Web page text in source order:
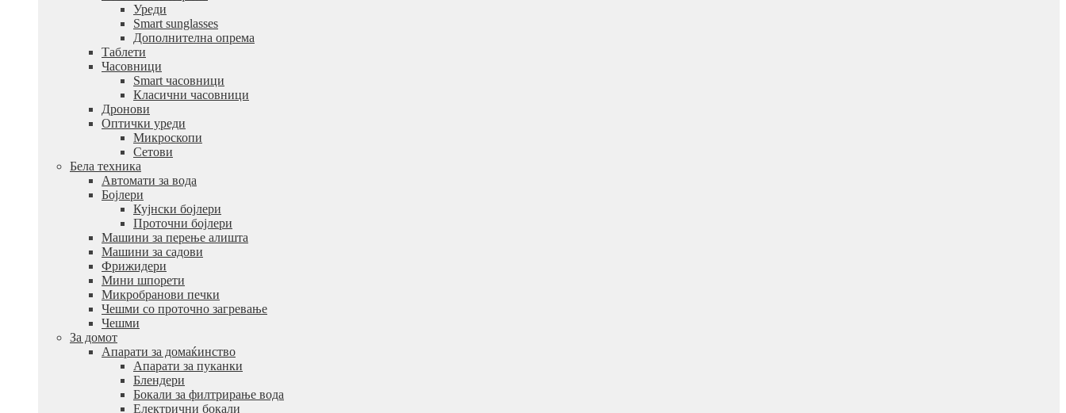
Уреди
Smart sunglasses
Дополнителна опрема
Таблети
Часовници
Smart часовници
Класични часовници
Дронови
Оптички уреди
Микроскопи
Сетови
Бела техника
Автомати за вода
Бојлери
Кујнски бојлери
Проточни бојлери
Машини за перење алишта
Машини за садови
Фрижидери
Мини шпорети
Микробранови печки
Чешми со проточно загревање
Чешми
За домот
Апарати за домаќинство
Апарати за пуканки
Блендери
Бокали за филтрирање вода
Електрични бокали